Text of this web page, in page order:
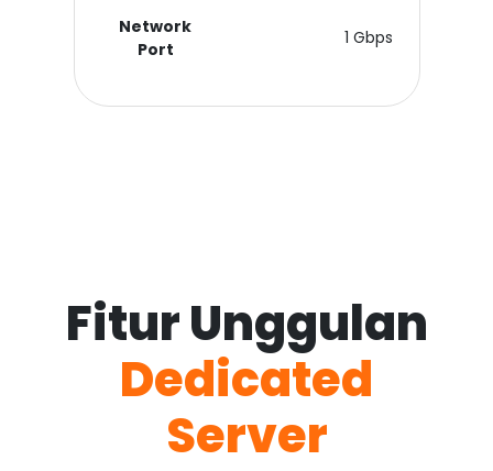
Network
Port
1 Gbps
Fitur Unggulan
Dedicated
Server